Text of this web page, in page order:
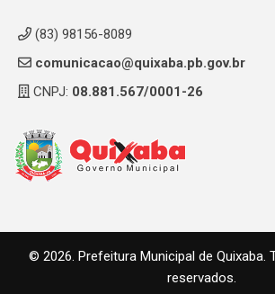
(83) 98156-8089
comunicacao@quixaba.pb.gov.br
CNPJ: 08.881.567/0001-26
© 2026. Prefeitura Municipal de Quixaba.
reservados.